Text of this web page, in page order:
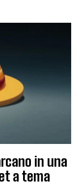
in una
a tema